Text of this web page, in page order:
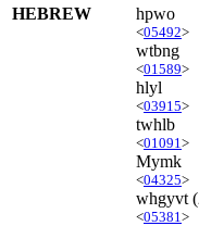
HEBREW
hpwo
<05492>
wtbng
<01589>
hlyl
<03915>
twhlb
<01091 >
Mymk
<04325>
whgyvt
<05381 >